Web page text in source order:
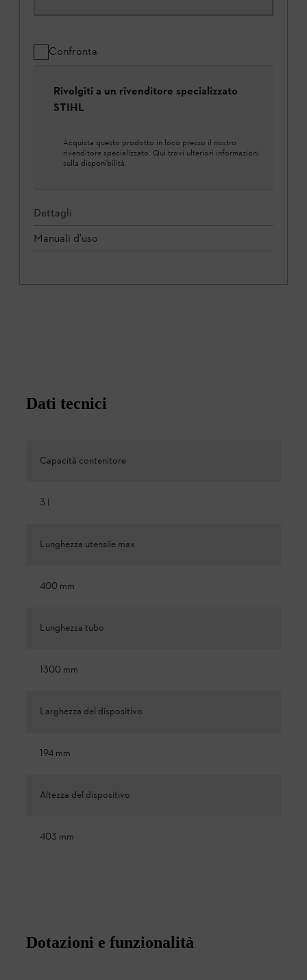
Confronta
Rivolgiti a un rivenditore specializzato
STIHL
Acquista questo prodotto in loco presso il nostro
rivenditore specializzato. Qui trovi ulteriori informazioni
sulla disponibilità.
Dettagli
Manuali d'uso
Dati tecnici
Capacità contenitore
3 l
Lunghezza utensile max
400 mm
Lunghezza tubo
1300 mm
Larghezza del dispositivo
194 mm
Altezza del dispositivo
403 mm
Dotazioni e funzionalità